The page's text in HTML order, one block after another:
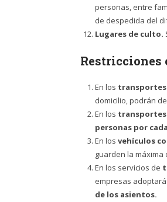
personas, entre
de despedida del
Lugares de culto.
Restricciones
En los transportes
domicilio, podrán
En los transportes
personas por
En los vehículos
guarden la máxima
En los servicios de
empresas
de los asientos.